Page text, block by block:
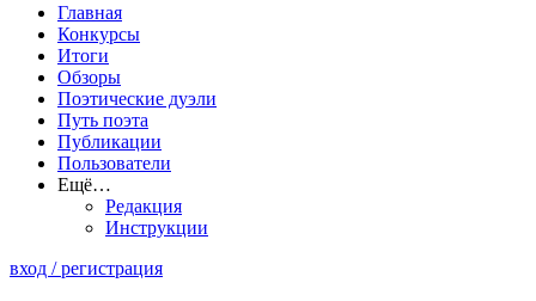
Главная
Конкурсы
Итоги
Обзоры
Поэтические дуэли
Путь поэта
Публикации
Пользователи
Ещё…
Редакция
Инструкции
вход / регистрация